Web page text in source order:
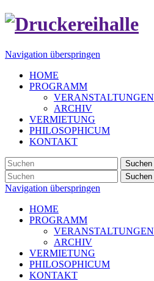
Navigation überspringen
HOME
PROGRAMM
VERANSTALTUNGEN
ARCHIV
VERMIETUNG
PHILOSOPHICUM
KONTAKT
Suchen
Suchen
Navigation überspringen
HOME
PROGRAMM
VERANSTALTUNGEN
ARCHIV
VERMIETUNG
PHILOSOPHICUM
KONTAKT